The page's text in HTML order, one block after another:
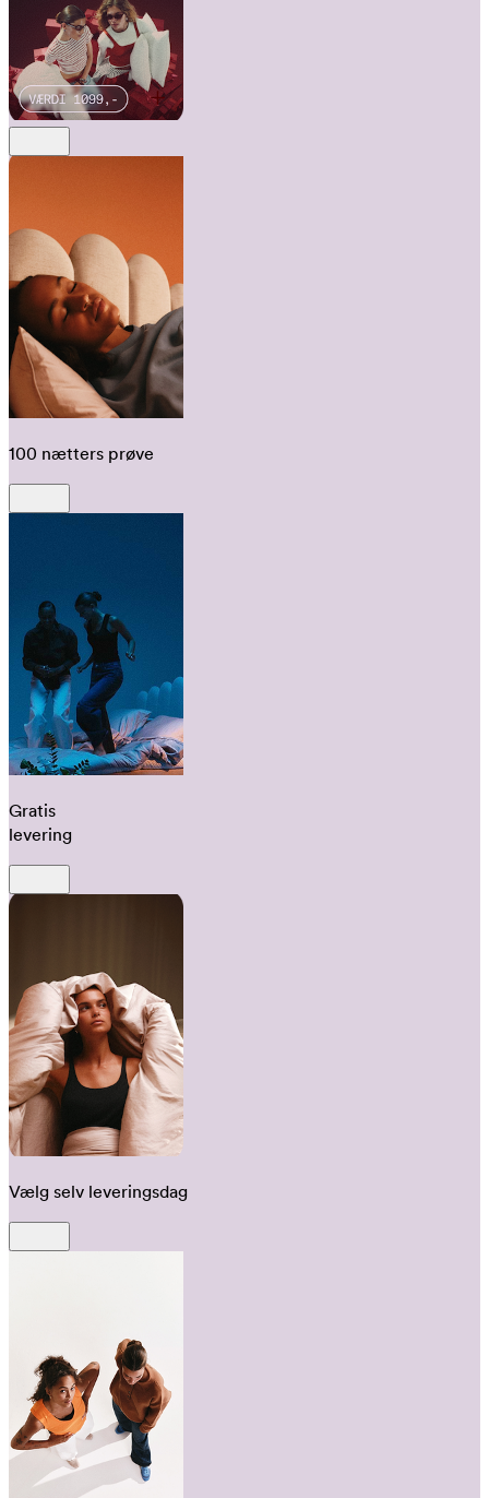
100 nætters prøve
Gratis
levering
Vælg selv leveringsdag